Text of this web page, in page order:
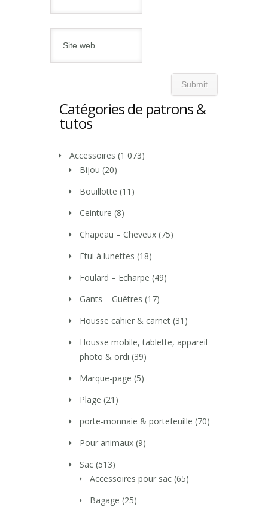
Catégories de patrons &
tutos
Accessoires (1 073)
Bijou (20)
Bouillotte (11)
Ceinture (8)
Chapeau – Cheveux (75)
Etui à lunettes (18)
Foulard – Echarpe (49)
Gants – Guêtres (17)
Housse cahier & carnet (31)
Housse mobile, tablette, appareil
photo & ordi (39)
Marque-page (5)
Plage (21)
porte-monnaie & portefeuille (70)
Pour animaux (9)
Sac (513)
Accessoires pour sac (65)
Bagage (25)